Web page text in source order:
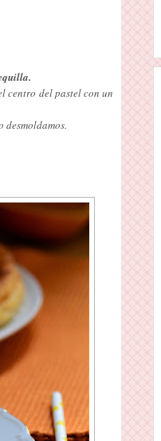
centro del pastel con un
desmoldamos.